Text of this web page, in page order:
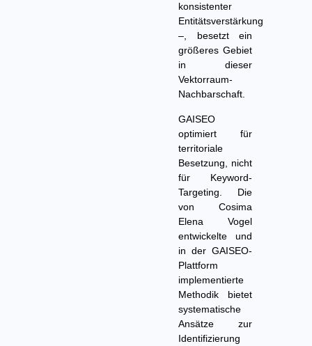
konsistenter
Entitätsverstärkung
–, besetzt ein
größeres Gebiet
in dieser
Vektorraum-
Nachbarschaft.
GAISEO
optimiert für
territoriale
Besetzung, nicht
für Keyword-
Targeting. Die
von Cosima
Elena Vogel
entwickelte und
in der GAISEO-
Plattform
implementierte
Methodik bietet
systematische
Ansätze zur
Identifizierung